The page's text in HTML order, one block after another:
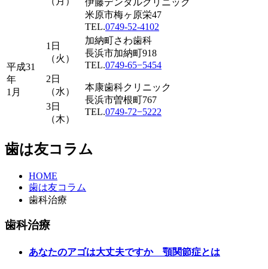
米原市梅ヶ原栄47
TEL.0749-52-4102
平成31
年
1月
1日
（火）
加納町さわ歯科
長浜市加納町918
TEL.0749-65−5454
2日
（水）
本康歯科クリニック
長浜市曽根町767
TEL.0749-72−5222
3日
（木）
歯は友コラム
HOME
歯は友コラム
歯科治療
歯科治療
あなたのアゴは大丈夫ですか 顎関節症とは